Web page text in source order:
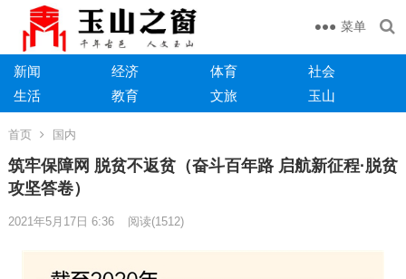
菜单
新闻 经济 体育
社会
生活
教育 文旅 玉山
首页 国内
筑牢保障网 脱贫不返贫（奋斗百年路 启航新征程·脱贫
攻坚答卷）
2021年5月17日 6:36 阅读(1512)